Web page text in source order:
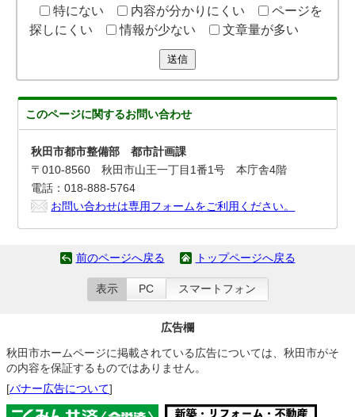
特にない
内容が分かりにくい
ページを
探しにくい
情報が少ない 文章量が多い
送信
このページに関するお問い合わせ
秋田市都市整備部 都市計画課
〒010-8560 秋田市山王一丁目1番1号 本庁舎4階
電話：018-888-5764
お問い合わせは専用フォームをご利用ください。
前のページへ戻る トップページへ戻る
表示 PC スマートフォン
広告欄
秋田市ホームページに掲載されている広告については、秋田市がそ
の内容を保証するものではありません。
[バナー広告について]